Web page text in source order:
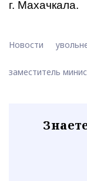
г. Махачкала.
Новости
заместитель